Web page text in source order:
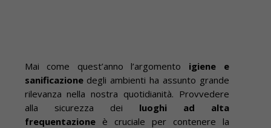
Mai come quest’anno l’argomento igiene e
sanificazionedegli ambienti ha assunto grande
rilevanza nella nostra quotidianità. Provvedere
alla sicurezza dei luoghi ad alta
frequentazioneè cruciale per contenere la